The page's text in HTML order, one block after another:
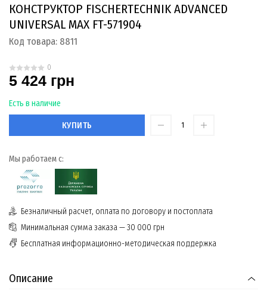
КОНСТРУКТОР FISСHERTECHNIK ADVANCED
UNIVERSAL MAX FT-571904
Код товара: 8811
0
5 424 грн
Есть в наличие
КУПИТЬ
Мы работаем с:
Безналичный расчет, оплата по договору и постоплата
Минимальная сумма заказа — 30 000 грн
Бесплатная информационно-методическая поддержка
Описание